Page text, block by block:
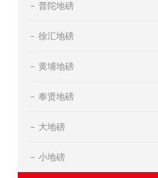
普陀地磅
徐汇地磅
黄埔地磅
奉贤地磅
大地磅
小地磅